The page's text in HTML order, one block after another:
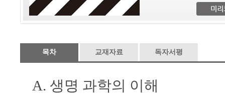
목차 교재자료 독자서평
A. 생명 과학의 이해